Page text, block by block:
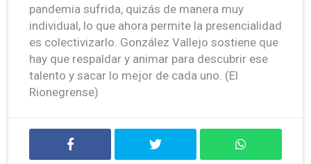
pandemia sufrida, quizás de manera muy
individual, lo que ahora permite la presencialidad
es colectivizarlo. González Vallejo sostiene que
hay que respaldar y animar para descubrir ese
talento y sacar lo mejor de cada uno. (El
Rionegrense)